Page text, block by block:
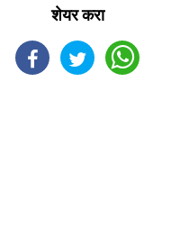
शेयर करा